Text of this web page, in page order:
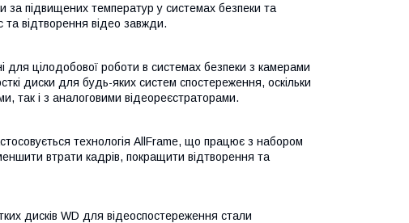
за підвищених температур у системах безпеки та
та відтворення відео завжди.
для цілодобової роботи в системах безпеки з камерами
диски для будь-яких систем спостереження, оскільки
так і з аналоговими відеореєстраторами.
технологія AllFrame, що працює з набором
втрати кадрів, покращити відтворення та
дисків WD для відеоспостереження стали